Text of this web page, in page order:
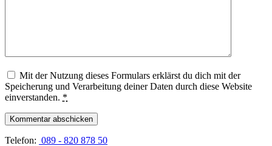
Mit der Nutzung dieses Formulars erklärst du dich mit der
Speicherung und Verarbeitung deiner Daten durch diese Website
einverstanden. *
Telefon: 089 - 820 878 50